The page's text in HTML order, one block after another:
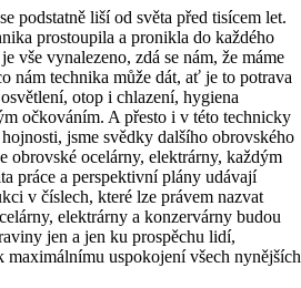
podstatně liší od světa před tisícem let.
prostoupila a pronikla do každého
vše vynalezeno, zdá se nám, že máme
nám technika může dát, ať je to potrava
otop i chlazení, hygiena
očkováním. A přesto i v této technicky
jsme svědky dalšího obrovského
obrovské ocelárny, elektrárny, každým
práce a perspektivní plány udávají
v číslech, které lze právem nazvat
elektrárny a konzervárny budou
jen a jen ku prospěchu lidí,
uspokojení všech nynějších